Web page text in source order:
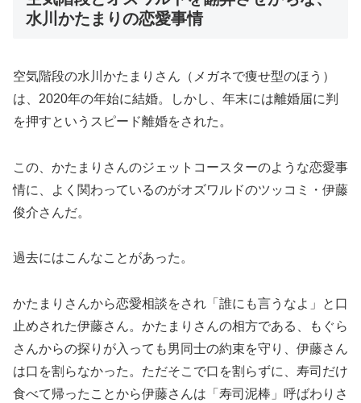
水川かたまりの恋愛事情
空気階段の水川かたまりさん（メガネで痩せ型のほう）
は、2020年の年始に結婚。しかし、年末には離婚届に判
を押すというスピード離婚をされた。
この、かたまりさんのジェットコースターのような恋愛事
情に、よく関わっているのがオズワルドのツッコミ・伊藤
俊介さんだ。
過去にはこんなことがあった。
かたまりさんから恋愛相談をされ「誰にも言うなよ」と口
止めされた伊藤さん。かたまりさんの相方である、もぐら
さんからの探りが入っても男同士の約束を守り、伊藤さん
は口を割らなかった。ただそこで口を割らずに、寿司だけ
食べて帰ったことから伊藤さんは「寿司泥棒」呼ばわりさ